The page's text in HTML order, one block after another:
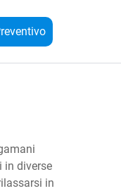
in diverse
in